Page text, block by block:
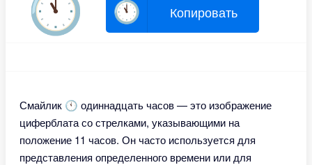
🕚 🕚 Копировать
Смайлик 🕚 одиннадцать часов — это изображение
циферблата со стрелками, указывающими на
положение 11 часов. Он часто используется для
представления определенного времени или для